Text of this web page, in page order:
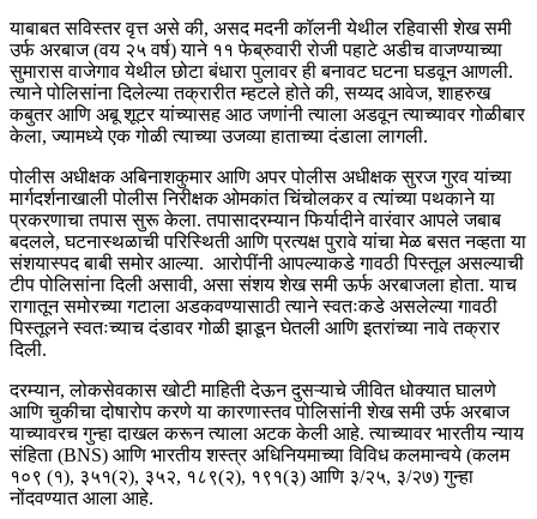
याबाबत सविस्तर वृत्त असे की, असद मदनी कॉलनी येथील रहिवासी शेख समी
उर्फ अरबाज (वय २५ वर्ष) याने ११ फेब्रुवारी रोजी पहाटे अडीच वाजण्याच्या
सुमारास वाजेगाव येथील छोटा बंधारा पुलावर ही बनावट घटना घडवून आणली.
त्याने पोलिसांना दिलेल्या तक्रारीत म्हटले होते की, सय्यद आवेज, शाहरुख
कबुतर आणि अबू शूटर यांच्यासह आठ जणांनी त्याला अडवून त्याच्यावर गोळीबार
केला, ज्यामध्ये एक गोळी त्याच्या उजव्या हाताच्या दंडाला लागली.
पोलीस अधीक्षक अबिनाशकुमार आणि अपर पोलीस अधीक्षक सुरज गुरव यांच्या
मार्गदर्शनाखाली पोलीस निरीक्षक ओमकांत चिंचोलकर व त्यांच्या पथकाने या
प्रकरणाचा तपास सुरू केला. तपासादरम्यान फिर्यादीने वारंवार आपले जबाब
बदलले, घटनास्थळाची परिस्थिती आणि प्रत्यक्ष पुरावे यांचा मेळ बसत नव्हता या
संशयास्पद बाबी समोर आल्या. आरोपींनी आपल्याकडे गावठी पिस्तूल असल्याची
टीप पोलिसांना दिली असावी, असा संशय शेख समी ऊर्फ अरबाजला होता. याच
रागातून समोरच्या गटाला अडकवण्यासाठी त्याने स्वतःकडे असलेल्या गावठी
पिस्तूलने स्वतःच्याच दंडावर गोळी झाडून घेतली आणि इतरांच्या नावे तक्रार
दिली.
दरम्यान, लोकसेवकास खोटी माहिती देऊन दुसऱ्याचे जीवित धोक्यात घालणे
आणि चुकीचा दोषारोप करणे या कारणास्तव पोलिसांनी शेख समी उर्फ अरबाज
याच्यावरच गुन्हा दाखल करून त्याला अटक केली आहे. त्याच्यावर भारतीय न्याय
संहिता (BNS) आणि भारतीय शस्त्र अधिनियमाच्या विविध कलमान्वये (कलम
१०९ (१), ३५१(२), ३५२, १८९(२), १९१(३) आणि ३/२५, ३/२७) गुन्हा
नोंदवण्यात आला आहे.